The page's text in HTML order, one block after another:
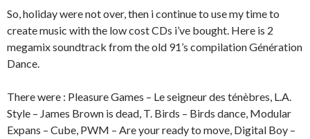
So, holiday were not over, then i continue to use my time to
create music with the low cost CDs i’ve bought. Here is 2
megamix soundtrack from the old 91’s compilation Génération
Dance.
There were : Pleasure Games – Le seigneur des ténèbres, L.A.
Style – James Brown is dead, T. Birds – Birds dance, Modular
Expans – Cube, PWM – Are your ready to move, Digital Boy –